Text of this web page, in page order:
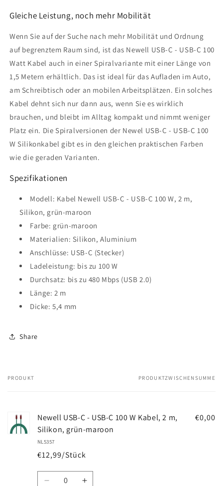
Gleiche Leistung, noch mehr Mobilität
Wenn Sie auf der Suche nach mehr Mobilität und Ordnung
auf begrenztem Raum sind, ist das Newell USB-C - USB-C 100
Watt Kabel auch in einer Spiralvariante mit einer Länge von
1,5 Metern erhältlich. Das ist ideal für das Aufladen im Auto,
am Schreibtisch oder an mobilen Arbeitsplätzen. Ein solches
Kabel dehnt sich nur dann aus, wenn Sie es wirklich
brauchen, und bleibt im Alltag kompakt und nimmt weniger
Platz ein. Die Spiralversionen der Newel USB-C - USB-C 100
W Silikonkabel gibt es in den gleichen praktischen Farben
wie die geraden Varianten.
Spezifikationen
Modell: Kabel Newell USB-C - USB-C 100 W, 2 m,
Silikon, grün-maroon
Farbe: grün-maroon
Materialien: Silikon, Aluminium
Anschlüsse: USB-C (Stecker)
Ladeleistung: bis zu 100 W
Durchsatz: bis zu 480 Mbps (USB 2.0)
Länge: 2 m
Dicke: 5,4 mm
Share
Dein
PRODUKT PRODUKTZWISCHENSUMME
Newell USB-C - USB-C 100 W Kabel, 2 m,
Silikon, grün-maroon
NL5357
€12,99/Stück
€0,00
Anzahl